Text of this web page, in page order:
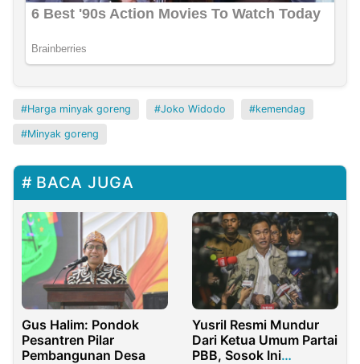
Harga minyak goreng Joko Widodo kemendag
Minyak goreng
BACA JUGA
Gus Halim: Pondok
Pesantren Pilar
Pembangunan Desa
Yusril Resmi Mundur
Dari Ketua Umum Partai
PBB, Sosok Ini